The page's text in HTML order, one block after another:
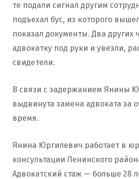
те подали сигнал другим
подъехал бус, из которого
показал документы. Два других
адвокатку под руки и увезли,
свидетели.
В связи с задержанием Янины
выдвинута замена адвоката за
время.
Янина Юргилевич работает в
консультации Ленинского
Адвокатский стаж — больше 28